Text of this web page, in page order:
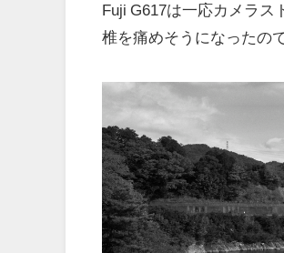
Fuji G617は一応カメラス
椎を痛めそうになったの